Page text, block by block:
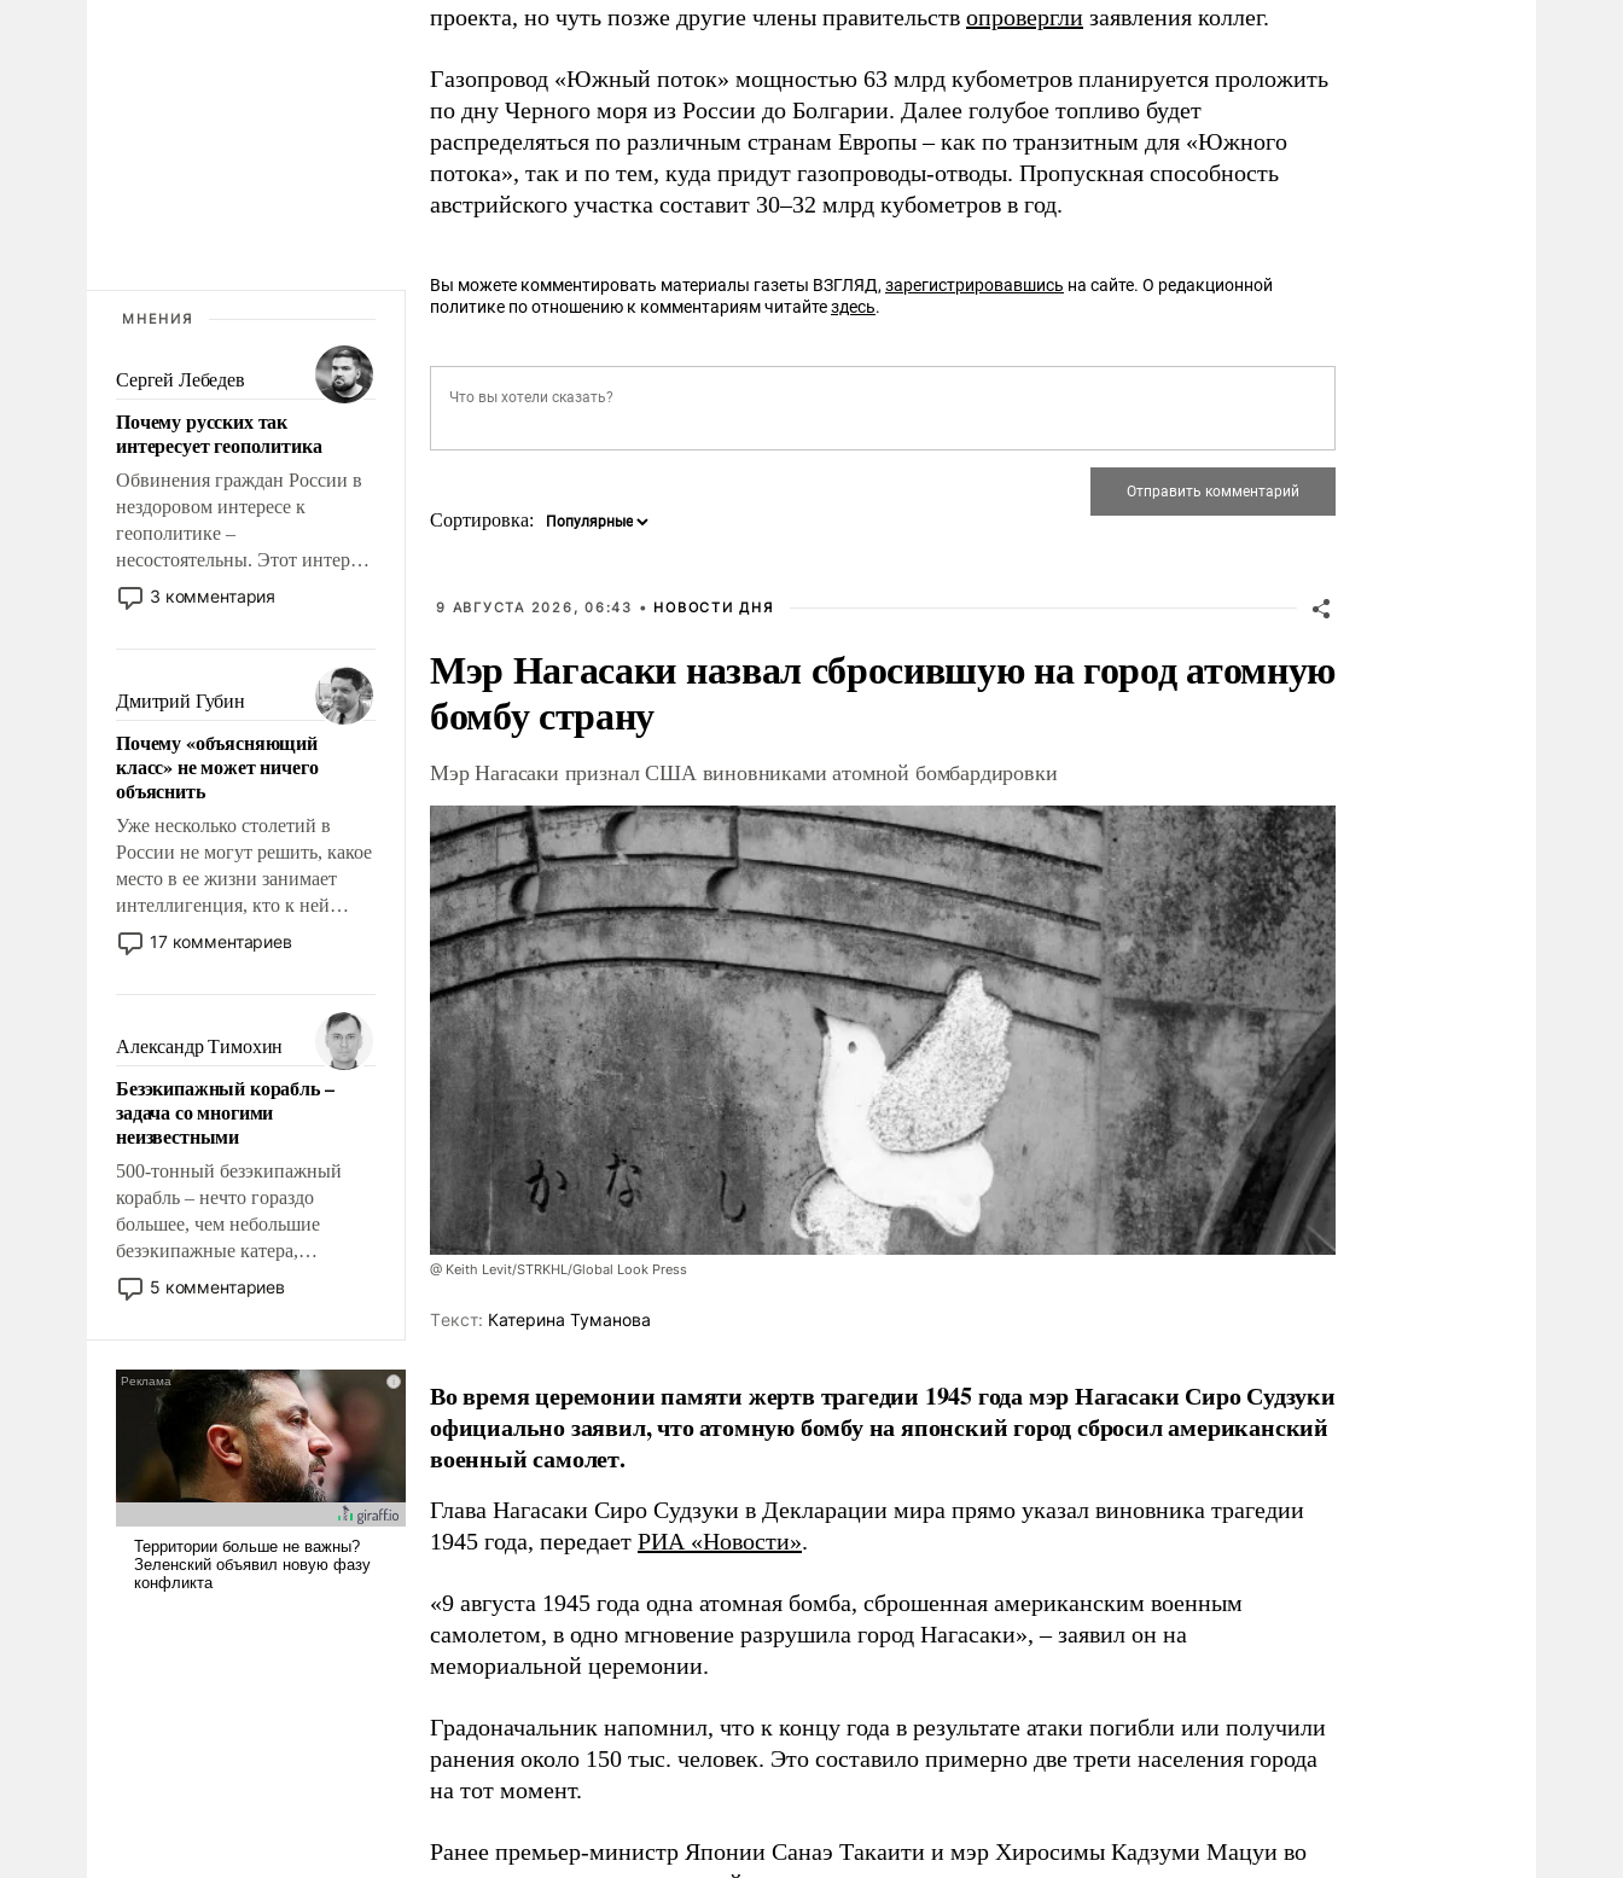
МНЕНИЯ
Сергей Лебедев
Почему русских так
интересует геополитика
Обвинения граждан России в
нездоровом интересе к
геополитике –
несостоятельны. Этот интерес
рационален и прагматичен. Он
обусловлен тысячелетним
фундаментальным знанием,
что мировая политика имеет
свойство заявляться на порог
нашего дома.
3 комментария
Дмитрий Губин
Почему «объясняющий
класс» не может ничего
объяснить
Уже несколько столетий в
России не могут решить, какое
место в ее жизни занимает
интеллигенция, кто к ней
принадлежит, а кого из нее
исключили с правом
чем она отличается от просто
образованных людей. Иногда
казалось, что эти вопросы
решены раз и навсегда, но –
нет, не решены.
17 комментариев
Александр Тимохин
Безэкипажный корабль –
задача со многими
неизвестными
500-тонный безэкипажный
корабль – нечто гораздо
большее, чем небольшие
безэкипажные катера,
применение которых уже
стало обыденностью. Задача по
и ее реализация радикально
поднимет наши боевые
возможности.
5 комментариев
проекта, но чуть позже другие члены правительств опровергли заявления коллег.
Газопровод «Южный поток» мощностью 63 млрд кубометров планируется проложить
по дну Черного моря из России до Болгарии. Далее голубое топливо будет
распределяться по различным странам Европы – как по транзитным для «Южного
потока», так и по тем, куда придут газопроводы-отводы. Пропускная способность
австрийского участка составит 30–32 млрд кубометров в год.
Вы можете комментировать материалы газеты ВЗГЛЯД, зарегистрировавшись на сайте. О редакционной
политике по отношению к комментариям читайтездесь.
Сортировка:
9 АВГУСТА 2026, 06:43 • НОВОСТИ ДНЯ
Мэр Нагасаки назвал сбросившую на город атомную
бомбу страну
Мэр Нагасаки признал США виновниками атомной бомбардировки
@ Keith Levit/STRKHL/Global Look Press
Tекст: Катерина Туманова
Во время церемонии памяти жертв трагедии 1945 года мэр Нагасаки Сиро Судзуки
официально заявил, что атомную бомбу на японский город сбросил американский
военный самолет.
Глава Нагасаки Сиро Судзуки в Декларации мира прямо указал виновника трагедии
1945 года, передает РИА «Новости».
«9 августа 1945 года одна атомная бомба, сброшенная американским военным
самолетом, в одно мгновение разрушила город Нагасаки», – заявил он на
мемориальной церемонии.
Градоначальник напомнил, что к концу года в результате атаки погибли или получили
ранения около 150 тыс. человек. Это составило примерно две трети населения города
на тот момент.
Ранее премьер-министр Японии Санаэ Такаити и мэр Хиросимы Кадзуми Мацуи во